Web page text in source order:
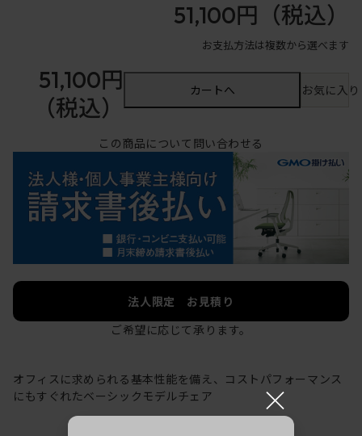
51,100円 （税込）
お支払方法は複数から選べます
51,100円
（税込）
カートへ お気に入
この商品について問い合わせる
法人限定 お見積り
ご希望に応じて承ります。
オフィスに求められる基本性能を備え、コストパフォーマンス
にもすぐれたベーシックモデルチェア
×